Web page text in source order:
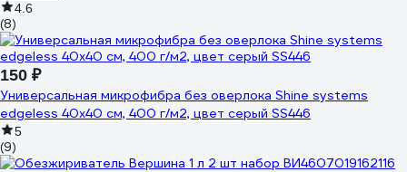
4.6
(8)
150 ₽
Универсальная микрофибра без оверлока Shine systems
edgeless 40x40 см, 400 г/м2, цвет серый SS446
5
(9)